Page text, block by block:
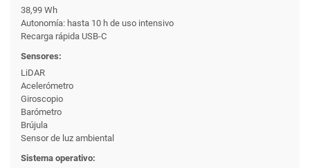
38,99 Wh
Autonomía: hasta 10 h de uso intensivo
Recarga rápida USB-C
Sensores:
LiDAR
Acelerómetro
Giroscopio
Barómetro
Brújula
Sensor de luz ambiental
Sistema operativo: